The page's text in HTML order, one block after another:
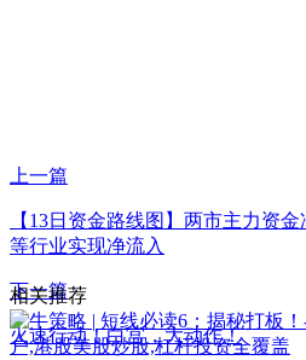
上一篇
【13日资金路线图】两市主力资
等行业实现净流入
下一篇
火速行动！白宫，大动作！
相关推荐